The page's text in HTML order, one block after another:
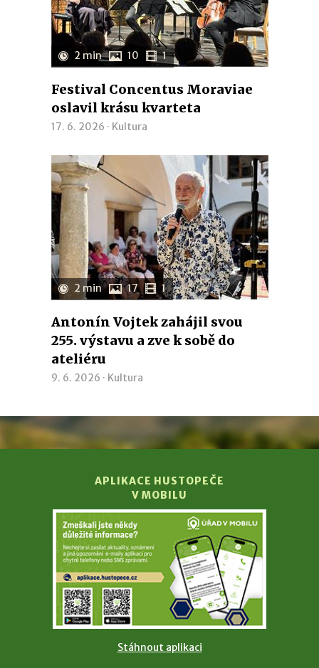
2 min 10 1
Festival Concentus Moraviae
oslavil krásu kvarteta
17. 6. 2026 · Kultura
2 min 17 1
Antonín Vojtek zahájil svou
255. výstavu a zve k sobě do
ateliéru
9. 6. 2026 · Kultura
APLIKACE HUSTOPEČE
V MOBILU
Stáhnout aplikaci